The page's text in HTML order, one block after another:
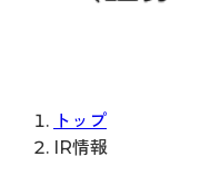
トップ
IR情報